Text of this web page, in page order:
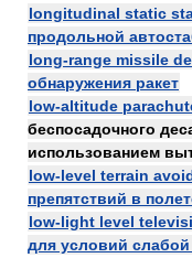
longitudinal static
продольной
long-range missile
обнаружения ракет
low-altitude
беспосадочного
использованием
low-level terrain
препятствий в
low-light level
для условий